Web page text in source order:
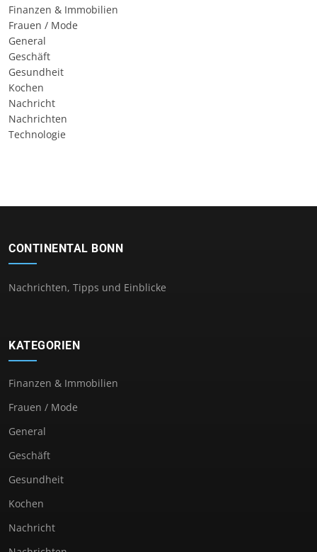
Finanzen & Immobilien
Frauen / Mode
General
Geschäft
Gesundheit
Kochen
Nachricht
Nachrichten
Technologie
CONTINENTAL BONN
Nachrichten, Tipps und Einblicke
KATEGORIEN
Finanzen & Immobilien
Frauen / Mode
General
Geschäft
Gesundheit
Kochen
Nachricht